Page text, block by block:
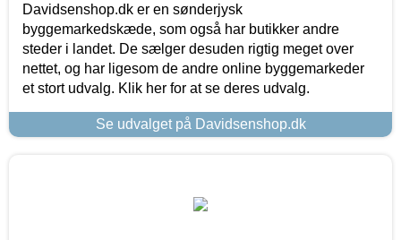
Davidsenshop.dk er en sønderjysk
byggemarkedskæde, som også har butikker andre
steder i landet. De sælger desuden rigtig meget over
nettet, og har ligesom de andre online byggemarkeder
et stort udvalg. Klik her for at se deres udvalg.
Se udvalget på Davidsenshop.dk